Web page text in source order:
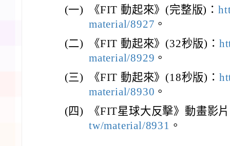
(一)
《FIT 動起來》(完整版)：
material/8927 。
(二)
《FIT 動起來》(32秒版)：
material/8929 。
(三)
《FIT 動起來》(18秒版)：
material/8930 。
(四)
《FIT星球大反擊》動畫影
tw/material/8931 。